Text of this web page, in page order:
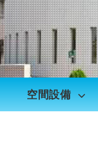
空間設備